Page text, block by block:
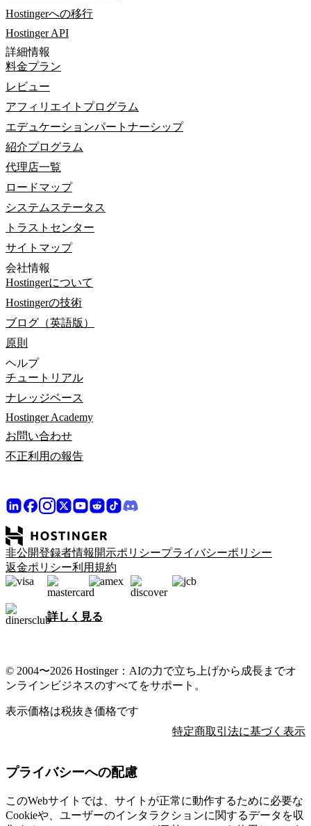
Hostingerへの移行
Hostinger API
詳細情報
料金プラン
レビュー
アフィリエイトプログラム
エデュケーションパートナーシップ
紹介プログラム
代理店一覧
ロードマップ
システムステータス
トラストセンター
サイトマップ
会社情報
Hostingerについて
Hostingerの技術
ブログ（英語版）
原則
ヘルプ
チュートリアル
ナレッジベース
Hostinger Academy
お問い合わせ
不正利用の報告
非公開登録者情報開示ポリシープライバシーポリシー
返金ポリシー利用規約
詳しく見る
© 2004〜2026 Hostinger：AIの力で立ち上げから成長までオ
ンラインビジネスのすべてをサポート。
表示価格は税抜き価格です
特定商取引法に基づく表示
プライバシーへの配慮
このWebサイトでは、サイトが正常に動作するために必要な
Cookieや、ユーザーのインタラクションに関するデータを収